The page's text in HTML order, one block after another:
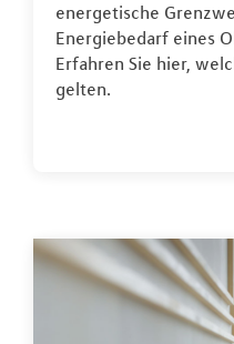
energetische
Energiebedarf eines
Erfahren Sie hier,
gelten.